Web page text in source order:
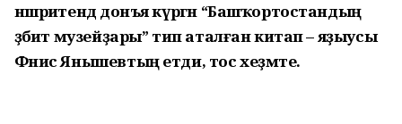
нәшриәтендә донъя күргән “Башҡортостандың
әҙәбиәт музейҙары” тип аталған китап – яҙыусы
Фәнис Янышевтың етди, тос хеҙмәте.